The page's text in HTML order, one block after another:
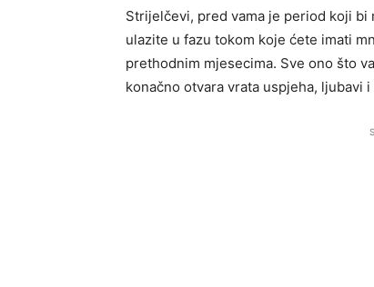
Strijelčevi, pred vama je period koji
ulazite u fazu tokom koje ćete imati
prethodnim mjesecima. Sve ono što
konačno otvara vrata uspjeha, ljubavi